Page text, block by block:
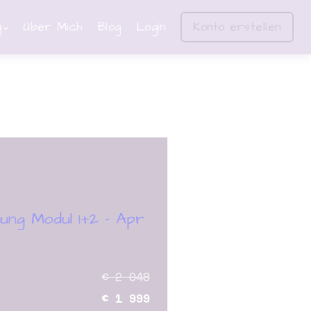
Über Mich Blog Login Konto erstellen
Modul 1+2 - Apr
€ 2 048
€ 1 999